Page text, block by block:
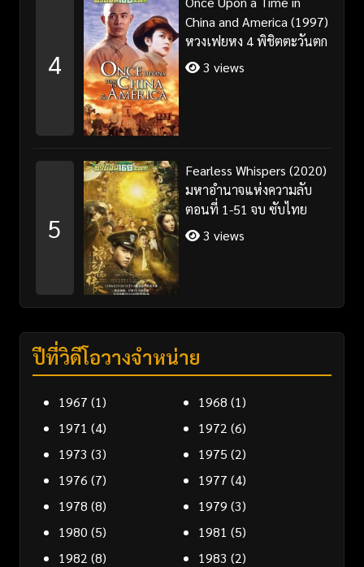
4
China and America (1997)
หวงเฟยหง 4 พิชิตตะวันตก
3 views
5
Fearless Whispers (2020)
มหาอำนาจแห่งความลับ
ตอนที่ 1-51 จบ ซับไทย
3 views
ปีที่วิดีโอวางจำหน่าย
1967 (1) 1968 (1)
1971 (4) 1972 (6)
1973 (3) 1975 (2)
1976 (7) 1977 (4)
1978 (8) 1979 (3)
1980 (5) 1981 (5)
1982 (8) 1983 (2)